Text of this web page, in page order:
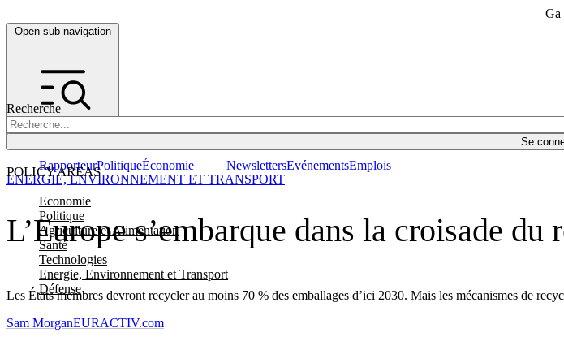
Ga
Open sub navigation
Recherche
Se
POLICY AREAS
Economie
Politique
Agriculture et Alimentation
Santé
Technologies
Energie, Environnement et Transport
Défense
RapporteurPolitiqueÉconomie NewslettersEvénementsEmplois
L’Europe s’embarque dans la croisade du
Les États membres devront recycler au moins 70 % des emballages d’ici 2030. Mais les mécanismes de
ENERGIE, ENVIRONNEMENT ET TRANSPORT
Sam MorganEURACTIV.com